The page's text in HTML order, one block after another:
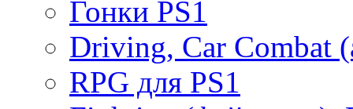
Гонки PS1
Driving, Car Combat
RPG для PS1